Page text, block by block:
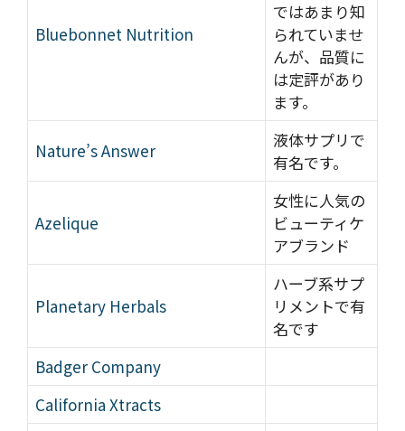
Bluebonnet Nutrition
ではあまり知
られていませ
んが、品質に
は定評があり
ます。
Nature’s Answer
液体サプリで
有名です。
Azelique
女性に人気の
ビューティケ
アブランド
Planetary Herbals
ハーブ系サプ
リメントで有
名です
Badger Company
California Xtracts